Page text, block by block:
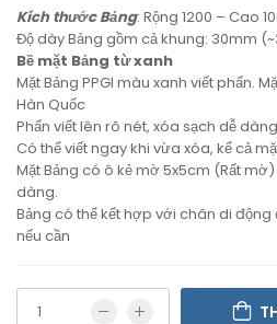
Kích thước Bảng: Rộng 1200 – Cao
Độ dày Bảng gồm cả khung: 30mm
Bề mặt Bảng từ xanh
Mặt Bảng PPGI màu xanh viết phấn.
Hàn Quốc
Phấn viết lên rõ nét, xóa sạch dễ dàng
Có thể viết ngay khi vừa xóa, kể cả
Mặt Bảng có ô kẻ mờ 5x5cm (Rất
dàng.
Bảng có thể kết hợp với chân di
nếu cần